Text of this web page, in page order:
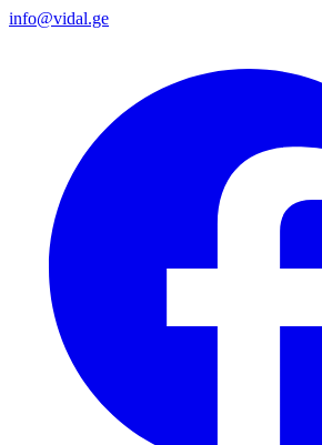
info@vidal.ge